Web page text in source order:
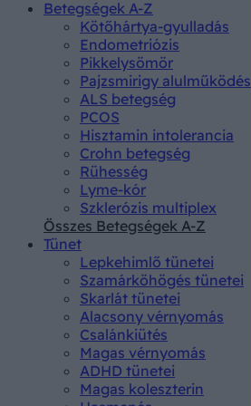
Betegségek A-Z
Kötőhártya-gyulladás
Endometriózis
Pikkelysömör
Pajzsmirigy alulműködés
ALS betegség
PCOS
Hisztamin intolerancia
Crohn betegség
Rühesség
Lyme-kór
Szklerózis multiplex
Összes Betegségek A-Z
Tünet
Lepkehimlő tünetei
Szamárköhögés tünetei
Skarlát tünetei
Alacsony vérnyomás
Csalánkiütés
Magas vérnyomás
ADHD tünetei
Magas koleszterin